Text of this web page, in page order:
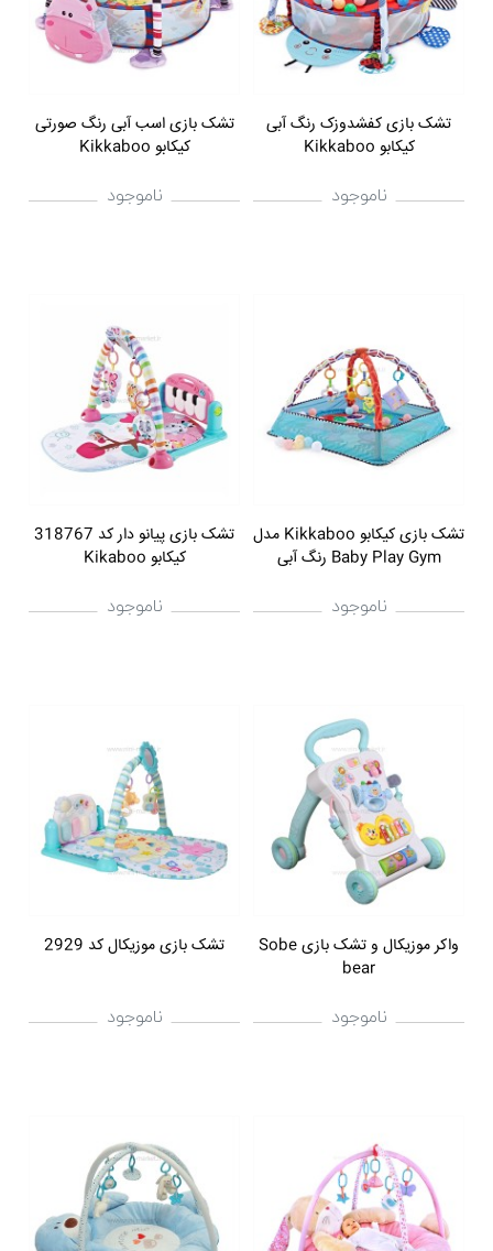
تشک بازی کفشدوزک رنگ آبی
کیکابو Kikkaboo
ناموجود
تشک بازی اسب آبی رنگ صورتی
کیکابو Kikkaboo
ناموجود
تشک بازی کیکابو Kikkaboo مدل
Baby Play Gym رنگ آبی
ناموجود
تشک بازی پیانو دار کد 318767
کیکابو Kikaboo
ناموجود
واکر موزیکال و تشک بازی Sobe
bear
ناموجود
تشک بازی موزیکال کد 2929
ناموجود